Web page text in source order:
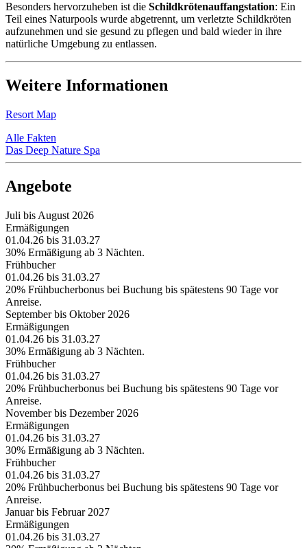
Besonders hervorzuheben ist die Schildkrötenauffangstation: Ein
Teil eines Naturpools wurde abgetrennt, um verletzte Schildkröten
aufzunehmen und sie gesund zu pflegen und bald wieder in ihre
natürliche Umgebung zu entlassen.
Weitere Informationen
Resort Map
Alle Fakten
Das Deep Nature Spa
Angebote
Juli bis August 2026
Ermäßigungen
01.04.26 bis 31.03.27
30% Ermäßigung ab 3 Nächten.
Frühbucher
01.04.26 bis 31.03.27
20% Frühbucherbonus bei Buchung bis spätestens 90 Tage vor
Anreise.
September bis Oktober 2026
Ermäßigungen
01.04.26 bis 31.03.27
30% Ermäßigung ab 3 Nächten.
Frühbucher
01.04.26 bis 31.03.27
20% Frühbucherbonus bei Buchung bis spätestens 90 Tage vor
Anreise.
November bis Dezember 2026
Ermäßigungen
01.04.26 bis 31.03.27
30% Ermäßigung ab 3 Nächten.
Frühbucher
01.04.26 bis 31.03.27
20% Frühbucherbonus bei Buchung bis spätestens 90 Tage vor
Anreise.
Januar bis Februar 2027
Ermäßigungen
01.04.26 bis 31.03.27